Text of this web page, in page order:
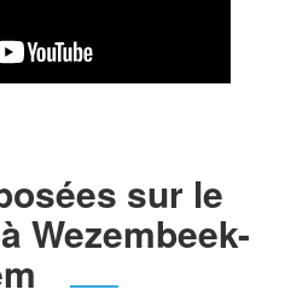
sur le
Wezembeek-